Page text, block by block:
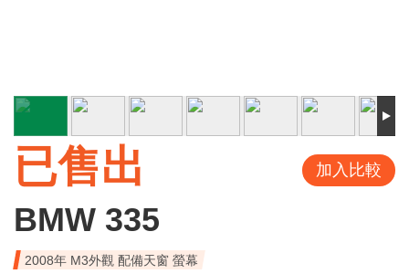
已售出 加入比較
BMW 335
2008年 M3外觀 配備天窗 螢幕